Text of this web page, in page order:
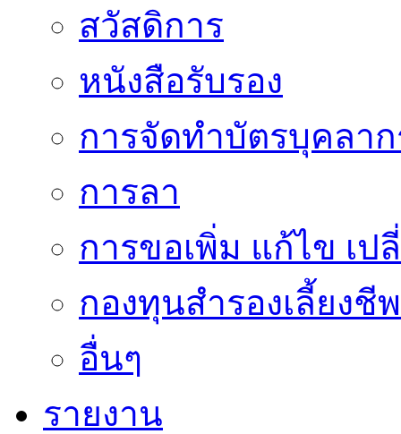
สวัสดิการ
หนังสือรับรอง
การจัดทำบัตรบุคลา
การลา
การขอเพิ่ม แก้ไข เ
กองทุนสำรองเลี้ยงชีพ
อื่นๆ
รายงาน